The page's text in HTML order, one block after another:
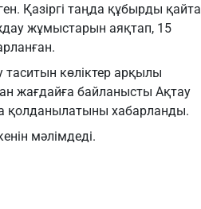
Қазіргі таңда құбырды қайта
жұмыстарын аяқтап, 15
көліктер арқылы
жағдайға байланысты Ақтау
қолданылатыны хабарланды.
мәлімдеді.